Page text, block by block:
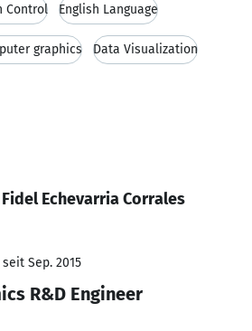
Control English Language
graphics Data Visualization
Echevarria Corrales
seit Sep. 2015
R&D Engineer